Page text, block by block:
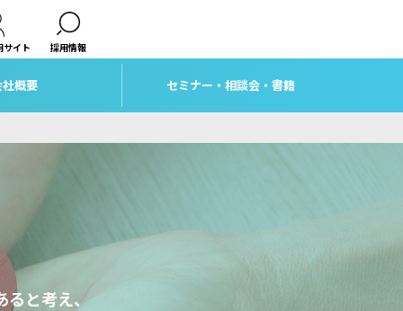
サイト 採用情報
概要 セミナー・相談会・書籍
ると考え、